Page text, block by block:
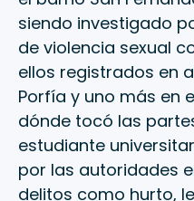
siendo investigado
de violencia sexual
ellos registrados en
Porfía y uno más en
dónde tocó las
estudiante
por las autoridades
delitos como hurto,